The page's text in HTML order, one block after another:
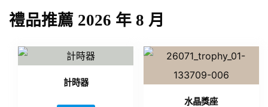
禮品推薦 2026 年 8 月
計時器
水晶獎座